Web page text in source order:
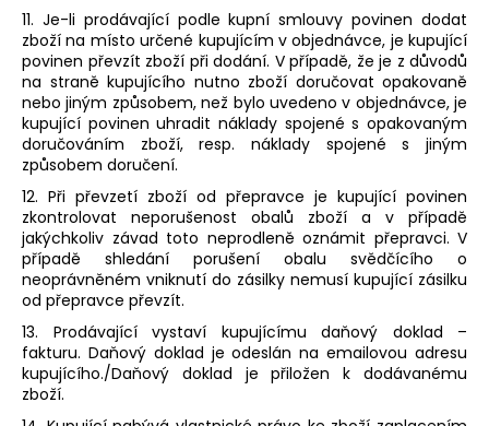
11. Je-li prodávající podle kupní smlouvy povinen dodat
zboží na místo určené kupujícím v objednávce, je kupující
povinen převzít zboží při dodání. V případě, že je z důvodů
na straně kupujícího nutno zboží doručovat opakovaně
nebo jiným způsobem, než bylo uvedeno v objednávce, je
kupující povinen uhradit náklady spojené s opakovaným
doručováním zboží, resp. náklady spojené s jiným
způsobem doručení.
12. Při převzetí zboží od přepravce je kupující povinen
zkontrolovat neporušenost obalů zboží a v případě
jakýchkoliv závad toto neprodleně oznámit přepravci. V
případě shledání porušení obalu svědčícího o
neoprávněném vniknutí do zásilky nemusí kupující zásilku
od přepravce převzít.
13. Prodávající vystaví kupujícímu daňový doklad –
fakturu. Daňový doklad je odeslán na emailovou adresu
kupujícího./Daňový doklad je přiložen k dodávanému
zboží.